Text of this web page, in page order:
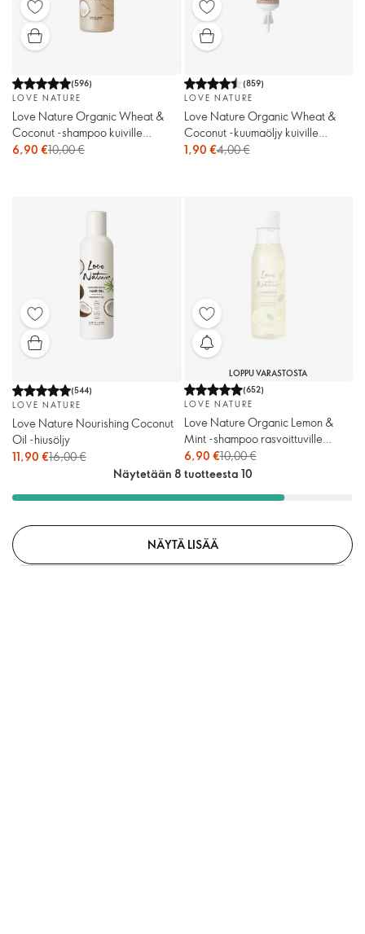
(596)
LOVE NATURE
Love Nature Organic Wheat &
Coconut -shampoo kuiville
hiuksille
6,90 €10,00 €
(859)
LOVE NATURE
Love Nature Organic Wheat &
Coconut -kuumaöljy kuiville
hiuksille
1,90 €4,00 €
(544)
LOVE NATURE
Love Nature Nourishing Coconut
Oil -hiusöljy
11,90 €16,00 €
LOPPU VARASTOSTA
(652)
LOVE NATURE
Love Nature Organic Lemon &
Mint -shampoo rasvoittuville
hiuksille
6,90 €10,00 €
Näytetään 8 tuotteesta 10
NÄYTÄ LISÄÄ